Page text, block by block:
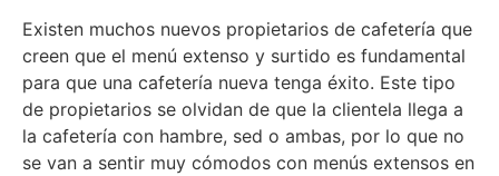
Existen muchos nuevos propietarios de cafetería que
creen que el menú extenso y surtido es fundamental
para que una cafetería nueva tenga éxito. Este tipo
de propietarios se olvidan de que la clientela llega a
la cafetería con hambre, sed o ambas, por lo que no
se van a sentir muy cómodos con menús extensos en